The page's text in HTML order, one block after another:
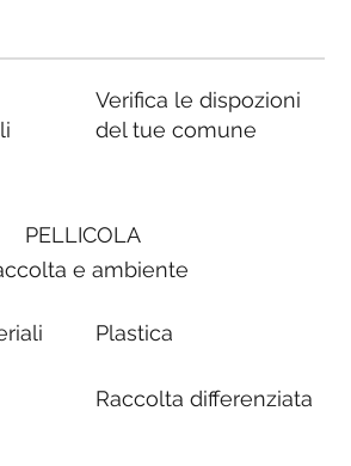
PELLICOLA
e ambiente
Plastica
Raccolta differenziata
Verifica le dispozioni
del tue comune